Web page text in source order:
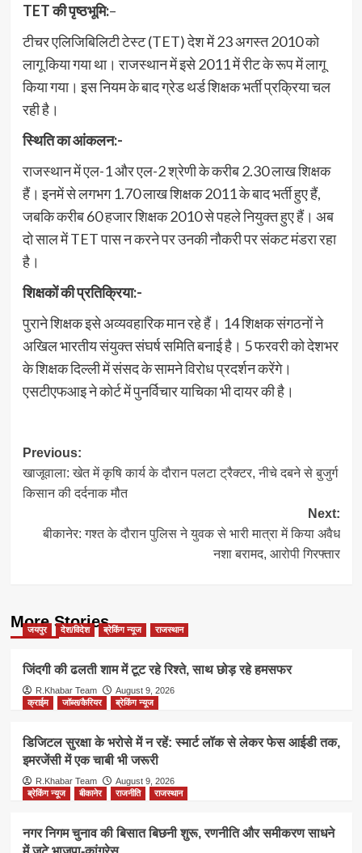
TET की पृष्ठभूमि:–
टीचर एलिजिबिलिटी टेस्ट (TET) देश में 23 अगस्त 2010 को
लागू किया गया था। राजस्थान में इसे 2011 में रीट के रूप में लागू
किया गया। इस नियम के बाद ग्रेड थर्ड शिक्षक भर्ती प्रक्रिया चल
रही है।
स्थिति का आंकलन:-
राजस्थान में एल-1 और एल-2 श्रेणी के करीब 2.30 लाख शिक्षक
हैं। इनमें से लगभग 1.70 लाख शिक्षक 2011 के बाद भर्ती हुए हैं,
जबकि करीब 60 हजार शिक्षक 2010 से पहले नियुक्त हुए हैं। अब
दो साल में TET पास न करने पर उनकी नौकरी पर संकट मंडरा रहा
है।
शिक्षकों की प्रतिक्रिया:-
पुराने शिक्षक इसे अव्यवहारिक मान रहे हैं। 14 शिक्षक संगठनों ने
अखिल भारतीय संयुक्त संघर्ष समिति बनाई है। 5 फरवरी को देशभर
के शिक्षक दिल्ली में संसद के सामने विरोध प्रदर्शन करेंगे।
एसटीएफआइ ने कोर्ट में पुनर्विचार याचिका भी दायर की है।
Post
navigation
Previous:
खाजूवाला: खेत में कृषि कार्य के दौरान पलटा ट्रैक्टर, नीचे दबने से बुजुर्ग
किसान की दर्दनाक मौत
Next:
बीकानेर: गश्त के दौरान पुलिस ने युवक से भारी मात्रा में किया अवैध
नशा बरामद, आरोपी गिरफ्तार
More Stories
जयपुर देश/विदेश ब्रेकिंग न्यूज राजस्थान
जिंदगी की ढलती शाम में टूट रहे रिश्ते, साथ छोड़ रहे हमसफर
R.Khabar Team
August 9, 2026
क्राईम
जॉब्स/कैरियर ब्रेकिंग न्यूज
डिजिटल सुरक्षा के भरोसे में न रहें: स्मार्ट लॉक से लेकर फेस आईडी तक,
इमरजेंसी में एक चाबी भी जरूरी
R.Khabar Team
August 9, 2026
ब्रेकिंग न्यूज
बीकानेर राजनीति राजस्थान
नगर निगम चुनाव की बिसात बिछनी शुरू, रणनीति और समीकरण साधने